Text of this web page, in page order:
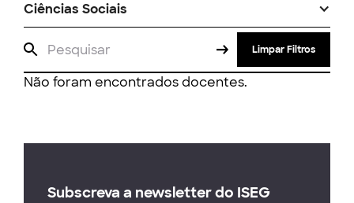
Ciências Sociais
Limpar Filtros
Não foram encontrados docentes.
Subscreva a newsletter do ISEG